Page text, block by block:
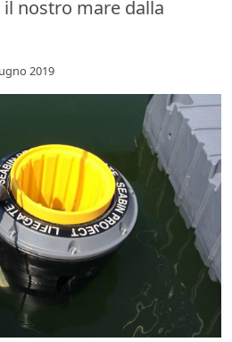
nostro mare dalla
2019